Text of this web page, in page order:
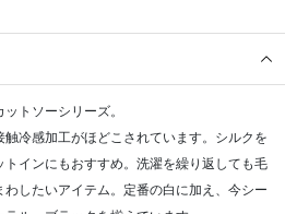
トソーシリーズ。
冷感加工がほどこされています。シルクを
インにもおすすめ。洗濯を繰り返しても毛
したいアイテム。定番の白に加え、今シー